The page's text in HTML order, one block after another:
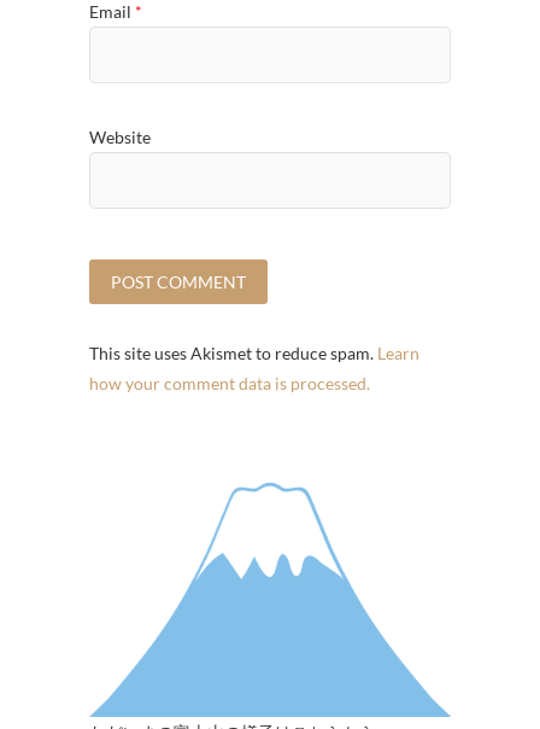
Email *
Website
This site uses Akismet to reduce spam. Learn
how your comment data is processed.